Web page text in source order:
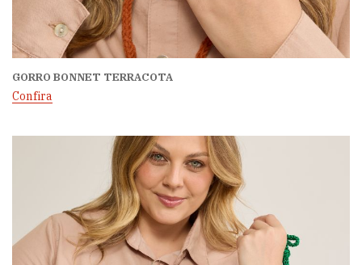
GORRO BONNET TERRACOTA
Confira